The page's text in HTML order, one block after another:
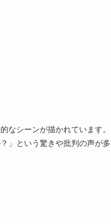
なシーンが描かれています。
」という驚きや批判の声が多